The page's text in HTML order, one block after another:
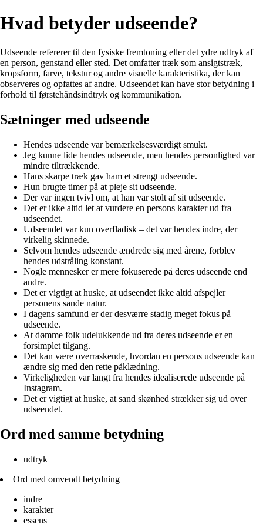
Hvad betyder udseende?
Udseende refererer til den fysiske fremtoning eller det ydre udtryk af
en person, genstand eller sted. Det omfatter træk som ansigtstræk,
kropsform, farve, tekstur og andre visuelle karakteristika, der kan
observeres og opfattes af andre. Udseendet kan have stor betydning i
forhold til førstehåndsindtryk og kommunikation.
Sætninger med udseende
Hendes udseende var bemærkelsesværdigt smukt.
Jeg kunne lide hendes udseende, men hendes personlighed var
mindre tiltrækkende.
Hans skarpe træk gav ham et strengt udseende.
Hun brugte timer på at pleje sit udseende.
Der var ingen tvivl om, at han var stolt af sit udseende.
Det er ikke altid let at vurdere en persons karakter ud fra
udseendet.
Udseendet var kun overfladisk – det var hendes indre, der
virkelig skinnede.
Selvom hendes udseende ændrede sig med årene, forblev
hendes udstråling konstant.
Nogle mennesker er mere fokuserede på deres udseende end
andre.
Det er vigtigt at huske, at udseendet ikke altid afspejler
personens sande natur.
I dagens samfund er der desværre stadig meget fokus på
udseende.
At dømme folk udelukkende ud fra deres udseende er en
forsimplet tilgang.
Det kan være overraskende, hvordan en persons udseende kan
ændre sig med den rette påklædning.
Virkeligheden var langt fra hendes idealiserede udseende på
Instagram.
Det er vigtigt at huske, at sand skønhed strækker sig ud over
udseendet.
Ord med samme betydning
udtryk
Ord med omvendt betydning
indre
karakter
essens